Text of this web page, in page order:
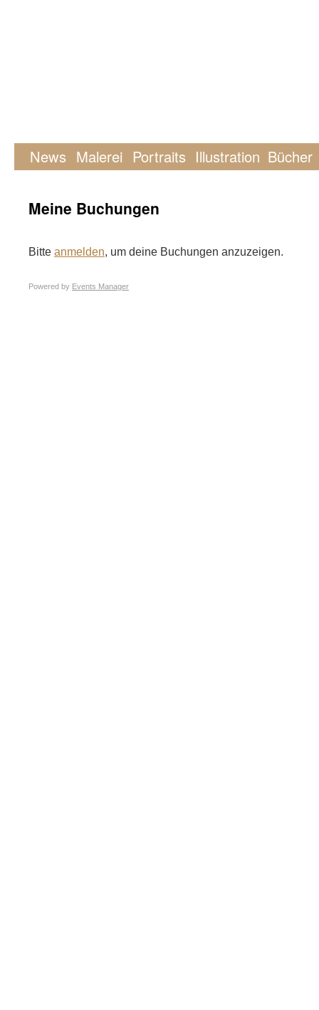
News Malerei Portraits Illustration Bücher
Meine Buchungen
Bitte anmelden, um deine Buchungen anzuzeigen.
Powered by Events Manager